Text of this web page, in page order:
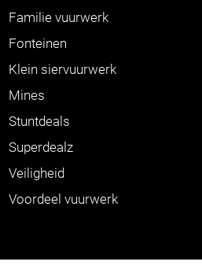
Familie vuurwerk
Fonteinen
Klein siervuurwerk
Mines
Stuntdeals
Superdealz
Veiligheid
Voordeel vuurwerk